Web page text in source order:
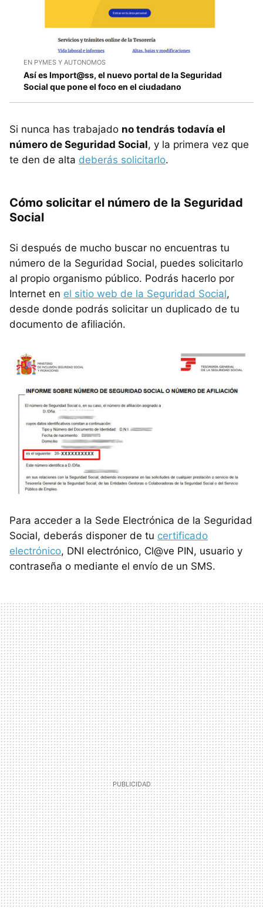
EN PYMES Y AUTONOMOS
Así es Import@ss, el nuevo portal de la Seguridad
Social que pone el foco en el ciudadano
Si nunca has trabajado no tendrás todavía el
número de Seguridad Social, y la primera vez que
te den de alta deberás solicitarlo.
Cómo solicitar el número de la Seguridad
Social
Si después de mucho buscar no encuentras tu
número de la Seguridad Social, puedes solicitarlo
al propio organismo público. Podrás hacerlo por
Internet en el sitio web de la Seguridad Social,
desde donde podrás solicitar un duplicado de tu
documento de afiliación.
Para acceder a la Sede Electrónica de la Seguridad
Social, deberás disponer de tu certificado
electrónico, DNI electrónico, Cl@ve PIN, usuario y
contraseña o mediante el envío de un SMS.